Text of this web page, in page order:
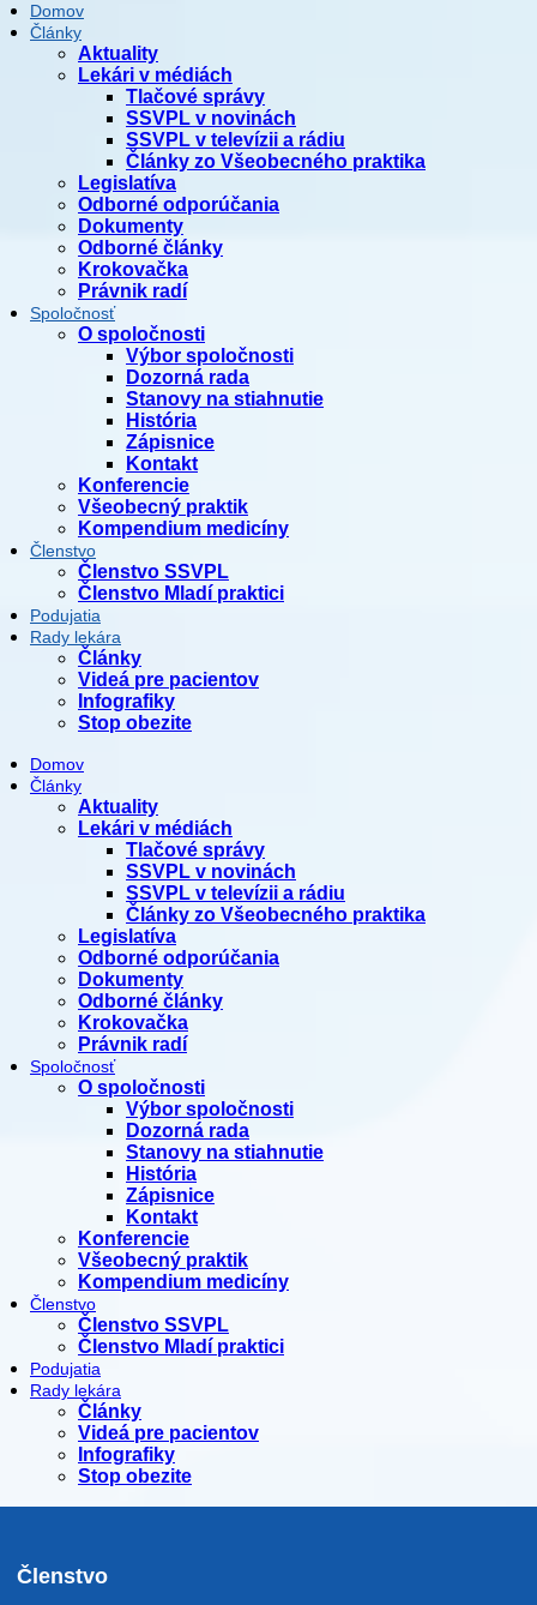
Domov
Články
Aktuality
Lekári v médiách
Tlačové správy
SSVPL v novinách
SSVPL v televízii a rádiu
Články zo Všeobecného praktika
Legislatíva
Odborné odporúčania
Dokumenty
Odborné články
Krokovačka
Právnik radí
Spoločnosť
O spoločnosti
Výbor spoločnosti
Dozorná rada
Stanovy na stiahnutie
História
Zápisnice
Kontakt
Konferencie
Všeobecný praktik
Kompendium medicíny
Členstvo
Členstvo SSVPL
Členstvo Mladí praktici
Podujatia
Rady lekára
Články
Videá pre pacientov
Infografiky
Stop obezite
Domov
Články
Aktuality
Lekári v médiách
Tlačové správy
SSVPL v novinách
SSVPL v televízii a rádiu
Články zo Všeobecného praktika
Legislatíva
Odborné odporúčania
Dokumenty
Odborné články
Krokovačka
Právnik radí
Spoločnosť
O spoločnosti
Výbor spoločnosti
Dozorná rada
Stanovy na stiahnutie
História
Zápisnice
Kontakt
Konferencie
Všeobecný praktik
Kompendium medicíny
Členstvo
Členstvo SSVPL
Členstvo Mladí praktici
Podujatia
Rady lekára
Články
Videá pre pacientov
Infografiky
Stop obezite
Členstvo